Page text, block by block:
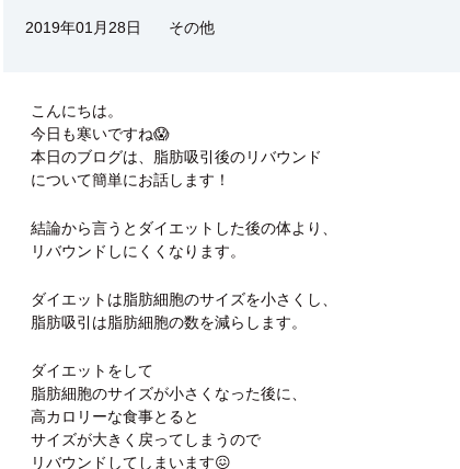
2019年01月28日 その他
こんにちは。
今日も寒いですね😱
本日のブログは、脂肪吸引後のリバウンド
について簡単にお話します！
結論から言うとダイエットした後の体より、
リバウンドしにくくなります。
ダイエットは脂肪細胞のサイズを小さくし、
脂肪吸引は脂肪細胞の数を減らします。
ダイエットをして
脂肪細胞のサイズが小さくなった後に、
高カロリーな食事とると
サイズが大きく戻ってしまうので
リバウンドしてしまいます😖